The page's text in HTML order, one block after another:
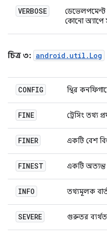
VERBOSE
কোনো অ্যাপে
চিত্র ৩: android.util.Log
CONFIG স্থির
FINE ট্রেসিং তথ্য
FINER একটি বেশ
FINEST একটি অত্যন্ত
INFO তথ্যমূলক
SEVERE গুরুতর ব্যর্থতা